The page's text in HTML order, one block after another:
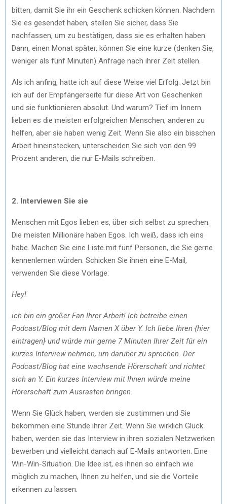
bitten, damit Sie ihr ein Geschenk schicken können. Nachdem
Sie es gesendet haben, stellen Sie sicher, dass Sie
nachfassen, um zu bestätigen, dass sie es erhalten haben.
Dann, einen Monat später, können Sie eine kurze (denken Sie,
weniger als fünf Minuten) Anfrage nach ihrer Zeit stellen.
Als ich anfing, hatte ich auf diese Weise viel Erfolg. Jetzt bin
ich auf der Empfängerseite für diese Art von Geschenken
und sie funktionieren absolut. Und warum? Tief im Innern
lieben es die meisten erfolgreichen Menschen, anderen zu
helfen, aber sie haben wenig Zeit. Wenn Sie also ein bisschen
Arbeit hineinstecken, unterscheiden Sie sich von den 99
Prozent anderen, die nur E-Mails schreiben.
2. Interviewen Sie sie
Menschen mit Egos lieben es, über sich selbst zu sprechen.
Die meisten Millionäre haben Egos. Ich weiß, dass ich eins
habe. Machen Sie eine Liste mit fünf Personen, die Sie gerne
kennenlernen würden. Schicken Sie ihnen eine E-Mail,
verwenden Sie diese Vorlage:
Hey!
ich bin ein großer Fan Ihrer Arbeit! Ich betreibe einen
Podcast/Blog mit dem Namen X über Y. Ich liebe Ihren {hier
eintragen} und würde mir gerne 7 Minuten Ihrer Zeit für ein
kurzes Interview nehmen, um darüber zu sprechen. Der
Podcast/Blog hat eine wachsende Hörerschaft und richtet
sich an Y. Ein kurzes Interview mit Ihnen würde meine
Hörerschaft zum Ausrasten bringen.
Wenn Sie Glück haben, werden sie zustimmen und Sie
bekommen eine Stunde ihrer Zeit. Wenn Sie wirklich Glück
haben, werden sie das Interview in ihren sozialen Netzwerken
bewerben und vielleicht danach auf E-Mails antworten. Eine
Win-Win-Situation. Die Idee ist, es ihnen so einfach wie
möglich zu machen, Ihnen zu helfen, und sie die Vorteile
erkennen zu lassen.